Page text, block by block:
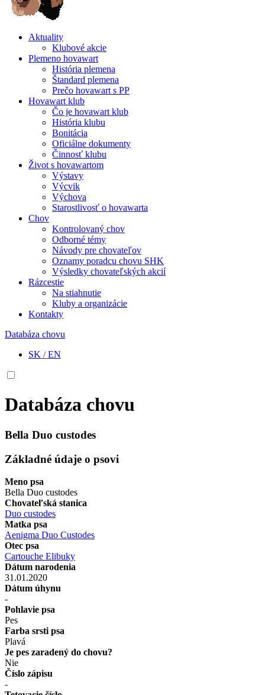
Aktuality
Klubové akcie
Plemeno hovawart
História plemena
Štandard plemena
Prečo hovawart s PP
Hovawart klub
Čo je hovawart klub
História klubu
Bonitácia
Oficiálne dokumenty
Činnosť klubu
Život s hovawartom
Výstavy
Výcvik
Výchova
Starostlivosť o hovawarta
Chov
Kontrolovaný chov
Odborné témy
Návody pre chovateľov
Oznamy poradcu chovu SHK
Výsledky chovateľských akcií
Rázcestie
Na stiahnutie
Kluby a organizácie
Kontakty
Databáza chovu
SK /EN
Databáza chovu
Bella Duo custodes
Základné údaje o psovi
Meno psa
Bella Duo custodes
Chovateľská stanica
Duo custodes
Matka psa
Aenigma Duo Custodes
Otec psa
Cartouche Elibuky
Dátum narodenia
31.01.2020
Dátum úhynu
-
Pohlavie psa
Pes
Farba srsti psa
Plavá
Je pes zaradený do chovu?
Nie
Číslo zápisu
-